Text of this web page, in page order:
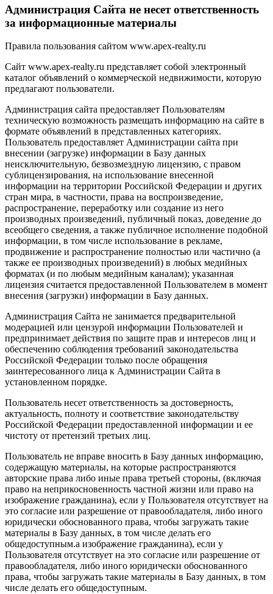
Администрация Сайта не несет ответственность
за информационные материалы
Правила пользования сайтом www.apex-realty.ru
Сайт www.apex-realty.ru представляет собой электронный
каталог объявлений о коммерческой недвижимости, которую
предлагают пользователи.
Администрация сайта предоставляет Пользователям
техническую возможность размещать информацию на сайте в
формате объявлений в представленных категориях.
Пользователь предоставляет Администрации сайта при
внесении (загрузке) информации в Базу данных
неисключительную, безвозмездную лицензию, с правом
сублицензирования, на использование внесенной
информации на территории Российской Федерации и других
стран мира, в частности, права на воспроизведение,
распространение, переработку или создание из него
производных произведений, публичный показ, доведение до
всеобщего сведения, а также публичное исполнение подобной
информации, в том числе использование в рекламе,
продвижение и распространение полностью или частично (а
также ее производных произведений) в любых медийных
форматах (и по любым медийным каналам); указанная
лицензия считается предоставленной Пользователем в момент
внесения (загрузки) информации в Базу данных.
Администрация Сайта не занимается предварительной
модерацией или цензурой информации Пользователей и
предпринимает действия по защите прав и интересов лиц и
обеспечению соблюдения требований законодательства
Российской Федерации только после обращения
заинтересованного лица к Администрации Сайта в
установленном порядке.
Пользователь несет ответственность за достоверность,
актуальность, полноту и соответствие законодательству
Российской Федерации предоставленной информации и ее
чистоту от претензий третьих лиц.
Пользователь не вправе вносить в Базу данных информацию,
содержащую материалы, на которые распространяются
авторские права либо иные права третьей стороны, (включая
право на неприкосновенность частной жизни или право на
изображение гражданина), если у Пользователя отсутствует на
это согласие или разрешение от правообладателя, либо иного
юридически обоснованного права, чтобы загружать такие
материалы в Базу данных, в том числе делать его
общедоступным.а изображение гражданина), если у
Пользователя отсутствует на это согласие или разрешение от
правообладателя, либо иного юридически обоснованного
права, чтобы загружать такие материалы в Базу данных, в том
числе делать его общедоступным.